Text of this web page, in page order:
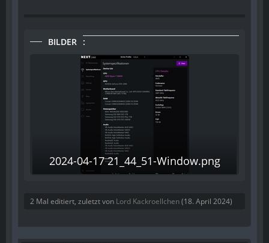
BILDER
2024-04-17 21_44_51-Window.png
2 Mal editiert, zuletzt von Lord Kackroellchen(18. April 2024)